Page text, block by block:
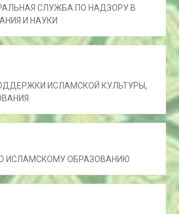
СЛУЖБА ПО НАДЗОРУ В
И НАУКИ
ИСЛАМСКОЙ КУЛЬТУРЫ,
ИСЛАМСКОМУ ОБРАЗОВАНИЮ